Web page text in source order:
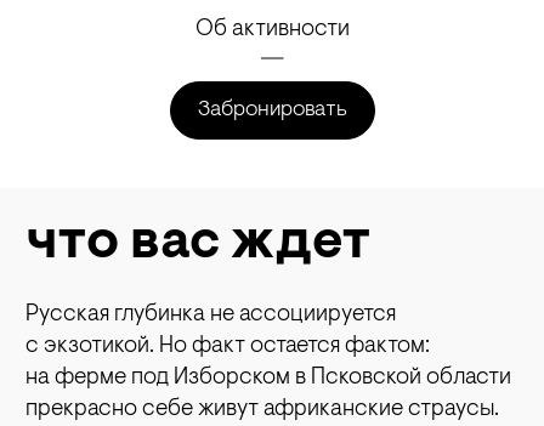
Об активности
Забронировать
что вас ждет
Русская глубинка не ассоциируется
с экзотикой. Но факт остается фактом:
на ферме под Изборском в Псковской области
прекрасно себе живут африканские страусы.